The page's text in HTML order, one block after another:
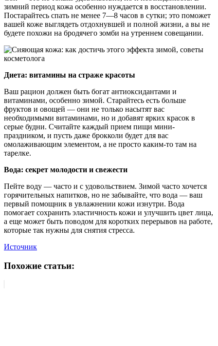
зимний период кожа особенно нуждается в восстановлении.
Постарайтесь спать не менее 7—8 часов в сутки; это поможет
вашей коже выглядеть отдохнувшей и полной жизни, а вы не
будете похожи на бродячего зомби на утреннем совещании.
Диета: витамины на страже красоты
Ваш рацион должен быть богат антиоксидантами и
витаминами, особенно зимой. Старайтесь есть больше
фруктов и овощей — они не только насытят вас
необходимыми витаминами, но и добавят ярких красок в
серые будни. Считайте каждый прием пищи мини-
праздником, и пусть даже брокколи будет для вас
омолаживающим элементом, а не просто каким-то там на
тарелке.
Вода: секрет молодости и свежести
Пейте воду — часто и с удовольствием. Зимой часто хочется
горячительных напитков, но не забывайте, что вода — ваш
первый помощник в увлажнении кожи изнутри. Вода
помогает сохранить эластичность кожи и улучшить цвет лица,
а еще может быть поводом для коротких перерывов на работе,
которые так нужны для снятия стресса.
Источник
Похожие статьи: